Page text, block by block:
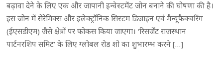
बढ़ावा देने के लिए एक और जापानी इन्वेस्टमेंट जोन बनाने की घोषणा की है।
इस जोन में सेरेमिक्स और इलेक्ट्रॉनिक सिस्टम डिजाइन एवं मैन्यूफैक्चरिंग
(ईएसडीएम) जैसे क्षेत्रों पर फोकस किया जाएगा। ‘रिसर्जेंट राजस्थान
पार्टनरशिप समिट’ के लिए ग्लोबल रोड शो का शुभारम्भ करने […]